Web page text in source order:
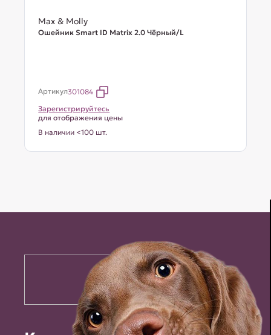
Max & Molly
Ошейник Smart ID Matrix 2.0 Чёрный/L
Артикул301084
Зарегистрируйтесь
для отображения цены
В наличии <100 шт.